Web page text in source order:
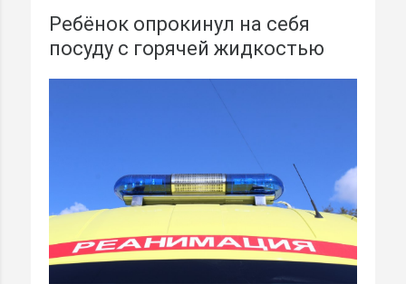
Ребёнок опрокинул на себя
посуду с горячей жидкостью